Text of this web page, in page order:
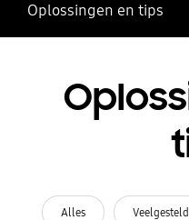
Oplossingen en tips
Alles